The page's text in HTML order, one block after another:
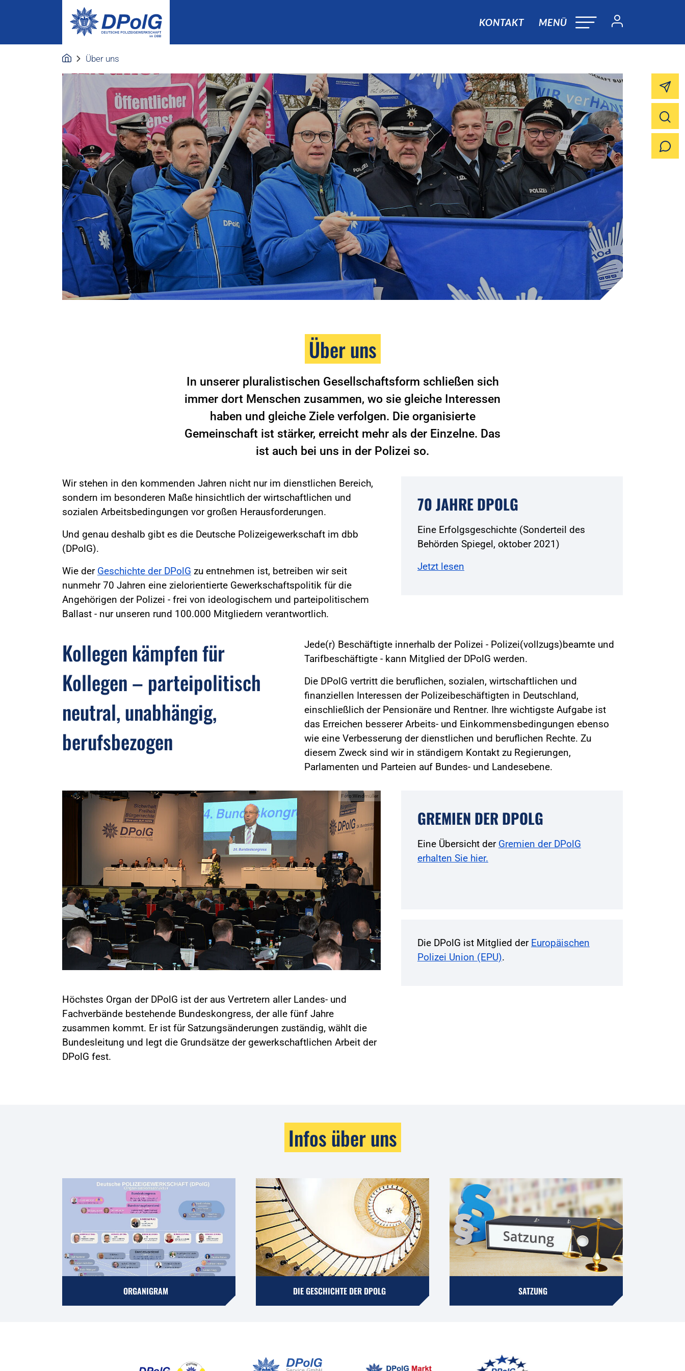
KONTAKT MENÜ
Über uns
Über uns
In unserer pluralistischen Gesellschaftsform schließen sich
immer dort Menschen zusammen, wo sie gleiche Interessen
haben und gleiche Ziele verfolgen. Die organisierte
Gemeinschaft ist stärker, erreicht mehr als der Einzelne. Das
ist auch bei uns in der Polizei so.
Wir stehen in den kommenden Jahren nicht nur im dienstlichen Bereich,
sondern im besonderen Maße hinsichtlich der wirtschaftlichen und
sozialen Arbeitsbedingungen vor großen Herausforderungen.
Und genau deshalb gibt es die Deutsche Polizeigewerkschaft im dbb
(DPolG).
Wie der Geschichte der DPolG zu entnehmen ist, betreiben wir seit
nunmehr 70 Jahren eine zielorientierte Gewerkschaftspolitik für die
Angehörigen der Polizei - frei von ideologischem und parteipolitischem
Ballast - nur unseren rund 100.000 Mitgliedern verantwortlich.
70 JAHRE DPOLG
Eine Erfolgsgeschichte (Sonderteil des
Behörden Spiegel, oktober 2021)
Jetzt lesen
Kollegen kämpfen für
Kollegen – parteipolitisch
neutral, unabhängig,
berufsbezogen
Jede(r) Beschäftigte innerhalb der Polizei - Polizei(vollzugs)beamte und
Tarifbeschäftigte - kann Mitglied der DPolG werden.
Die DPolG vertritt die beruflichen, sozialen, wirtschaftlichen und
finanziellen Interessen der Polizeibeschäftigten in Deutschland,
einschließlich der Pensionäre und Rentner. Ihre wichtigste Aufgabe ist
das Erreichen besserer Arbeits- und Einkommensbedingungen ebenso
wie eine Verbesserung der dienstlichen und beruflichen Rechte. Zu
diesem Zweck sind wir in ständigem Kontakt zu Regierungen,
Parlamenten und Parteien auf Bundes- und Landesebene.
Foto:Windmüller
Höchstes Organ der DPolG ist der aus Vertretern aller Landes- und
Fachverbände bestehende Bundeskongress, der alle fünf Jahre
zusammen kommt. Er ist für Satzungsänderungen zuständig, wählt die
Bundesleitung und legt die Grundsätze der gewerkschaftlichen Arbeit der
DPolG fest.
GREMIEN DER DPOLG
Eine Übersicht der Gremien der DPolG
erhalten Sie hier.
Die DPolG ist Mitglied der Europäischen
Polizei Union (EPU).
Infos über uns
ORGANIGRAM DIE GESCHICHTE DER DPOLG SATZUNG